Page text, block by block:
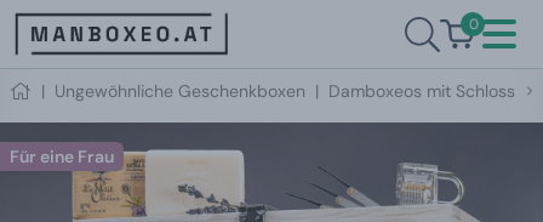
0
| Ungewöhnliche Geschenkboxen | Damboxeos mit Schloss
Für eine Frau